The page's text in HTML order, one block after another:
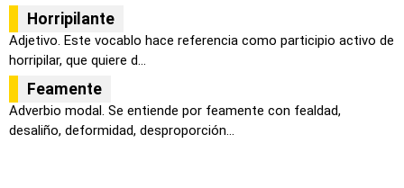
Horripilante
Adjetivo. Este vocablo hace referencia como participio activo de
horripilar, que quiere d...
Feamente
Adverbio modal. Se entiende por feamente con fealdad,
desaliño, deformidad, desproporción...